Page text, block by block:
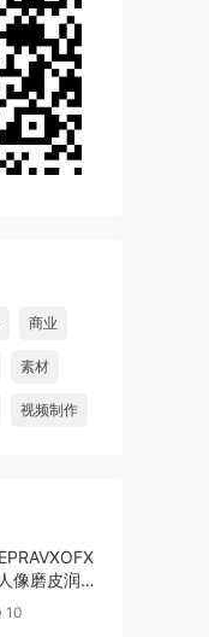
商业
素材
视频制作
像磨皮润肤
Box
10